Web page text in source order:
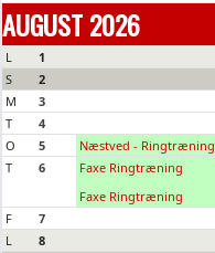
AUGUST 2026
L
1
S
2
M
3
T
4
O
5
Næstved - Ringtræning
T
6
Faxe Ringtræning
Faxe Ringtræning
F
7
L
8